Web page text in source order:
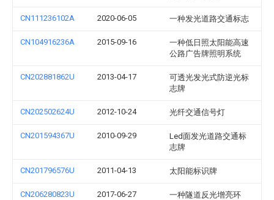
CN111236102A 2020-06-05 一种发光道路交通标志
CN104916236A 2015-09-16
一种低日照太阳能高速
公路广告牌照明系统
CN202881862U 2013-04-17
可透光发光式防逆光标
志牌
CN202502624U 2012-10-24 光纤交通信号灯
CN201594367U 2010-09-29
Led面发光道路交通标
志牌
CN201796576U 2011-04-13 太阳能标识牌
CN206280823U 2017-06-27 一种隧道反光增亮环